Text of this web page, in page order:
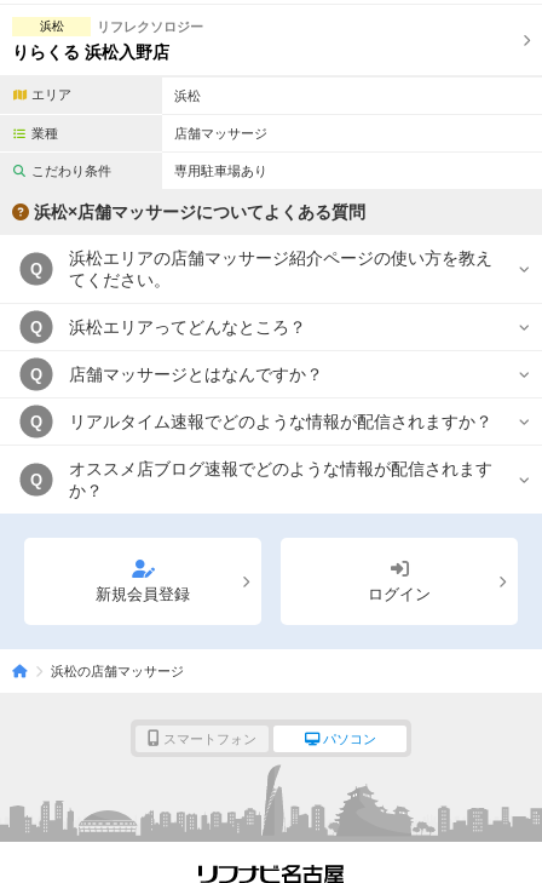
浜松 リフレクソロジー
りらくる 浜松入野店
エリア 浜松
業種 店舗マッサージ
こだわり条件 専用駐車場あり
浜松×店舗マッサージについてよくある質問
Q
浜松エリアの店舗マッサージ紹介ページの使い方を教え
てください。
Q 浜松エリアってどんなところ？
Q 店舗マッサージとはなんですか？
Q リアルタイム速報でどのような情報が配信されますか？
Q
オススメ店ブログ速報でどのような情報が配信されます
か？
新規会員登録 ログイン
浜松の店舗マッサージ
スマートフォン パソコン